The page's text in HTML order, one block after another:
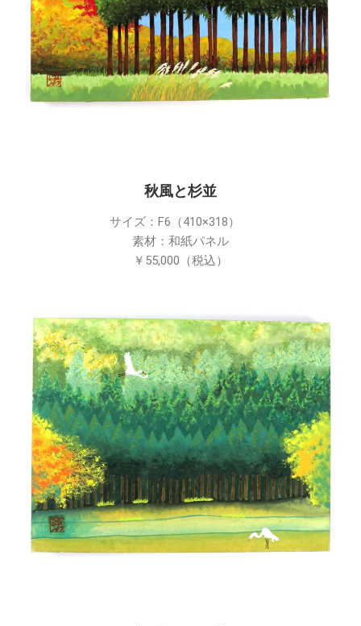
秋風と杉並
サイズ：F6（410×318）
素材：和紙パネル
￥55,000（税込）